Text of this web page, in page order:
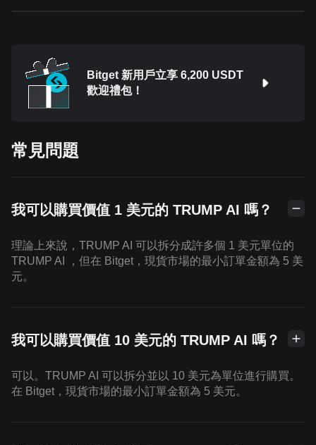
Bitget 新用戶立享 6,200 USDT
歡迎禮包！
常見問題
我可以購買價值 1 美元的 TRUMP AI 嗎？
理論上來說，TRUMP AI 可以拆分成許多個 1 美元單位的
TRUMP AI ，但在 Bitget，現貨市場的最小訂單金額為 5 美
元。
我可以購買價值 10 美元的 TRUMP AI 嗎？
可以。TRUMP AI 可以拆分並以 10 美元為單位進行購買。
在 Bitget，現貨市場的最小訂單金額為 5 美元。